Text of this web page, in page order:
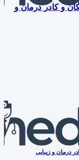
و کادر درمان و
درمان و زیبایی